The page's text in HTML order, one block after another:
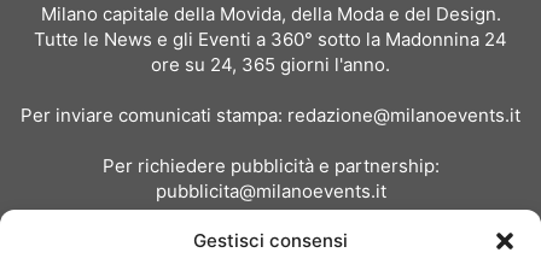
Gestisci consensi
Milano capitale della Movida, della Moda e del Design.
Tutte le News e gli Eventi a 360° sotto la Madonnina 24
ore su 24, 365 giorni l'anno.
Per inviare comunicati stampa: redazione@milanoevents.it
Per richiedere pubblicità e partnership:
pubblicita@milanoevents.it